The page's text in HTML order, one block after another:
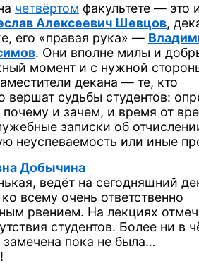
четвёртом факультете — это
Алексеевич Шевцов,
его «правая рука» —
. Они вполне милы и
момент и с нужной
декана — те, кто
вершат судьбы студентов:
почему и зачем, и время от
записки об
неуспеваемость или иные
Добычина
ведёт на сегодняшний
ко всему очень ответственно
рвением. На лекциях
студентов. Более ни в
пока не была…